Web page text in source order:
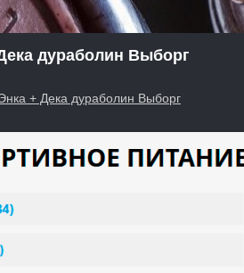
дураболин Выборг
+ Дека дураболин Выборг